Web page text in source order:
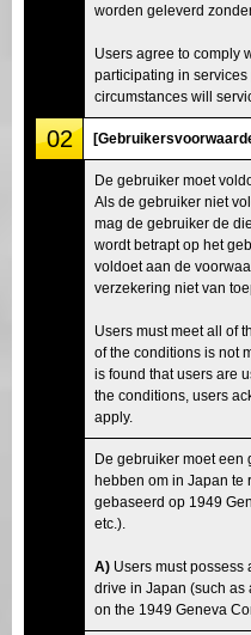
worden geleverd
Users agree to comply
participating in
circumstances will
02
De gebruiker moet
Als de gebruiker niet
mag de gebruiker de
wordt betrapt op het
voldoet aan de
verzekering niet van
Users must meet all of
of the conditions is not
is found that users are
the conditions, users
apply.
De gebruiker moet een
hebben om in Japan te
gebaseerd op 1949
etc.).
A) Users must possess
drive in Japan (such as
on the 1949 Geneva